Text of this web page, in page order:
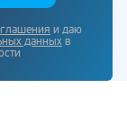
и даю
данных в